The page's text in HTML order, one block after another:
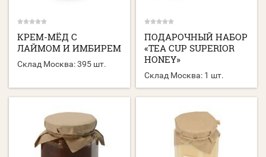
КРЕМ-МЁД С
ЛАЙМОМ И ИМБИРЕМ
Склад Москва:395 шт.
ПОДАРОЧНЫЙ НАБОР
«TEA CUP SUPERIOR
HONEY»
Склад Москва: 1 шт.